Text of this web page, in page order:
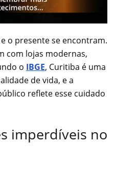
o presente se encontram.
com lojas modernas,
o IBGE, Curitiba é uma
de vida, e a
reflete esse cuidado
imperdíveis no